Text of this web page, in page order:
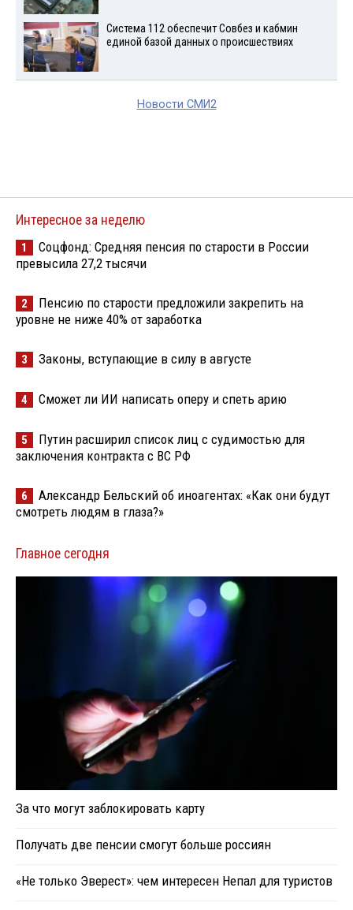
Система 112 обеспечит Совбез и кабмин
единой базой данных о происшествиях
Новости СМИ2
Интересное за неделю
1
Соцфонд: Средняя пенсия по старости в России
превысила 27,2 тысячи
2
Пенсию по старости предложили закрепить на
уровне не ниже 40% от заработка
3 Законы, вступающие в силу в августе
4 Сможет ли ИИ написать оперу и спеть арию
5
Путин расширил список лиц с судимостью для
заключения контракта с ВС РФ
6
Александр Бельский об иноагентах: «Как они будут
смотреть людям в глаза?»
Главное сегодня
За что могут заблокировать карту
Получать две пенсии смогут больше россиян
«Не только Эверест»: чем интересен Непал для туристов